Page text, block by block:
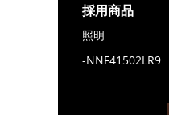
採用商品
照明
NNF41502LR9